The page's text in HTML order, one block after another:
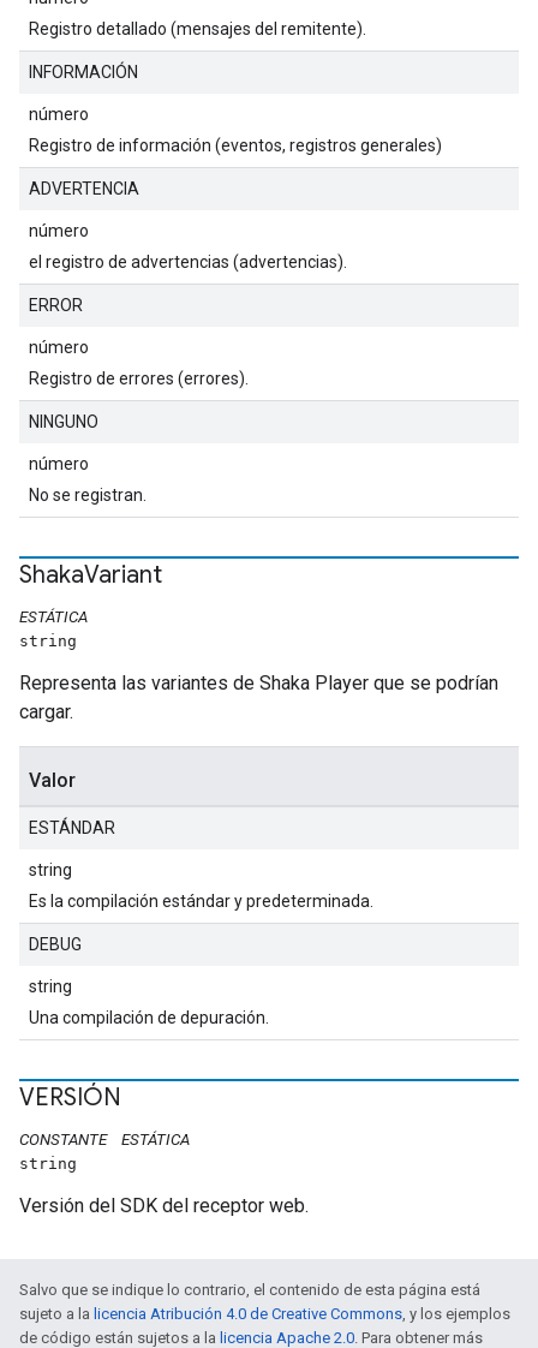
Registro detallado (mensajes del remitente).
INFORMACIÓN
número
Registro de información (eventos, registros generales)
ADVERTENCIA
número
el registro de advertencias (advertencias).
ERROR
número
Registro de errores (errores).
NINGUNO
número
No se registran.
ShakaVariant
ESTÁTICA
string
Representa las variantes de Shaka Player que se podrían
cargar.
Valor
ESTÁNDAR
string
Es la compilación estándar y predeterminada.
DEBUG
string
Una compilación de depuración.
VERSIÓN
CONSTANTE
ESTÁTICA
string
Versión del SDK del receptor web.
Salvo que se indique lo contrario, el contenido de esta página está
sujeto a la licencia Atribución 4.0 de Creative Commons, y los ejemplos
de código están sujetos a la licencia Apache 2.0. Para obtener más